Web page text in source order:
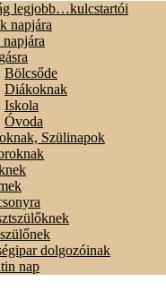
legjobb…kulcstartói
napjára
Bölcsőde
Diákoknak
Iskola
Óvoda
Szülinapok
dolgozóinak
nap